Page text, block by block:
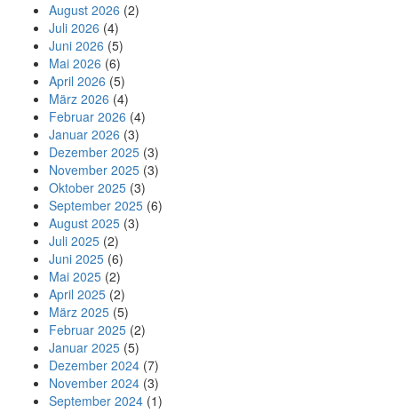
August 2026 (2)
Juli 2026 (4)
Juni 2026 (5)
Mai 2026 (6)
April 2026 (5)
März 2026 (4)
Februar 2026 (4)
Januar 2026 (3)
Dezember 2025 (3)
November 2025 (3)
Oktober 2025 (3)
September 2025 (6)
August 2025 (3)
Juli 2025 (2)
Juni 2025 (6)
Mai 2025 (2)
April 2025 (2)
März 2025 (5)
Februar 2025 (2)
Januar 2025 (5)
Dezember 2024 (7)
November 2024 (3)
September 2024 (1)